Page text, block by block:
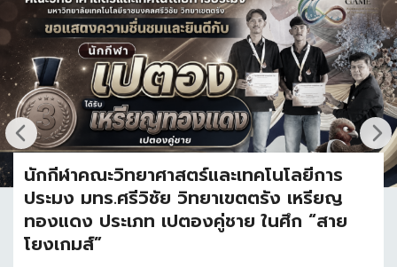
นักกีฬาคณะวิทยาศาสตร์และเทคโนโลยีการ
ประมง มทร.ศรีวิชัย วิทยาเขตตรัง เหรียญ
ทองแดง ประเภท เปตองคู่ชาย ในศึก “สาย
โยงเกมส์”